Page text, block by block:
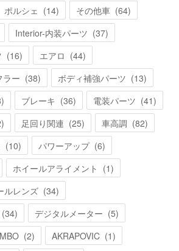
ポルシェ (14) その他車 (64)
Interior-内装パーツ (37)
(16) エアロ (44)
ラー (38) ボディ補強パーツ (13)
) ブレーキ (36) 電装パーツ (41)
) 足回り関連 (25) 車高調 (82)
(10) パワーアップ (6)
ホイールアライメント (1)
ルレンズ (34)
(34) デジタルメーター (5)
(2) AKRAPOVIC (1)